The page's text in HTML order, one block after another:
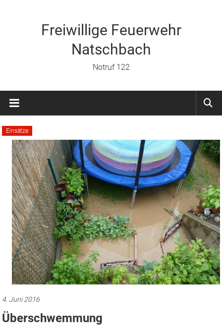
Freiwillige Feuerwehr
Natschbach
Notruf 122
Einsätze
4. Juni 2016
Überschwemmung